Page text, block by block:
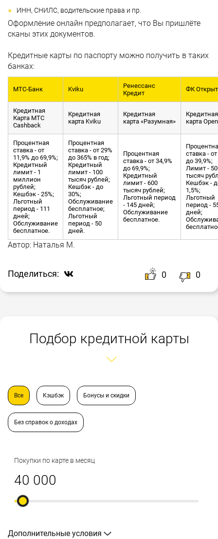
ИНН, СНИЛС, водительские права и пр.
Оформление онлайн предполагает, что Вы пришлёте
сканы этих документов.
Кредитные карты по паспорту можно получить в таких
банках:
МТС-Банк Kviku
Ренессанс
Кредит
ФК
Кредитная
Карта МТС
Cashback
Кредитная
карта Kviku
Кредитная
карта «Разумная»
Кредитная
карта
Процентная
ставка - от
11,9% до 69,9%;
Кредитный
лимит - 1
миллион
рублей;
Кешбэк - 25%;
Льготный
период - 111
дней;
Обслуживание
бесплатное.
Процентная
ставка - от 29%
до 365% в год;
Кредитный
лимит - 100
тысяч рублей;
Кешбэк - до
30%;
Обслуживание
бесплатное;
Льготный
период - 50
дней.
Процентная
ставка - от 34,9%
до 69,9%;
Кредитный
лимит - 600
тысяч рублей;
Льготный период
- 145 дней;
Обслуживание
бесплатное.
ставка -
до 39,9%;
Лимит -
тысяч
Кешбэк -
1,5%;
Льготный
период -
дней;
Автор: Наталья М.
Поделиться: 0 0
Подбор кредитной карты
Все Кэшбэк Бонусы и скидки
Без справок о доходах
Покупки по карте в месяц
Дополнительные условия